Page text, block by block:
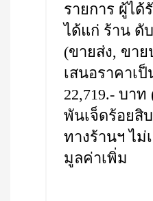
รายการ ผู้ได้
ได้แก่ ร้าน ดับ
(ขายส่ง, ขาย
เสนอราคาเ
22,719.- บา
พันเจ็ดร้อยสิ
ทางร้านฯ ไม่
มูลค่าเพิ่ม